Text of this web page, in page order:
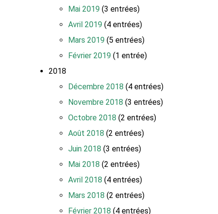
Mai 2019 (3 entrées)
Avril 2019 (4 entrées)
Mars 2019 (5 entrées)
Février 2019 (1 entrée)
2018
Décembre 2018 (4 entrées)
Novembre 2018 (3 entrées)
Octobre 2018 (2 entrées)
Août 2018 (2 entrées)
Juin 2018 (3 entrées)
Mai 2018 (2 entrées)
Avril 2018 (4 entrées)
Mars 2018 (2 entrées)
Février 2018 (4 entrées)